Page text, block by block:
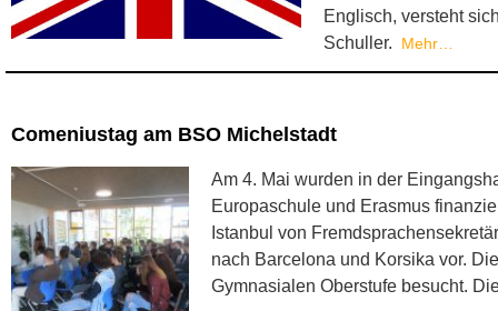
Englisch, versteht
Schuller. Mehr…
Comeniustag am BSO Michelstadt
Am 4. Mai wurden in der
Europaschule und Erasmus
Istanbul von
nach Barcelona und Korsika vor.
Gymnasialen Oberstufe besucht.